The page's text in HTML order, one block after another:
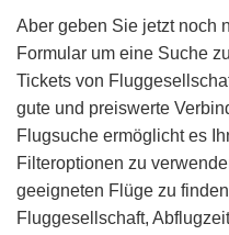
Aber geben Sie jetzt noch
Formular um eine Suche
Tickets von
gute und preiswerte
Flugsuche ermöglicht es
Filteroptionen zu
geeigneten Flüge zu
Fluggesellschaft,